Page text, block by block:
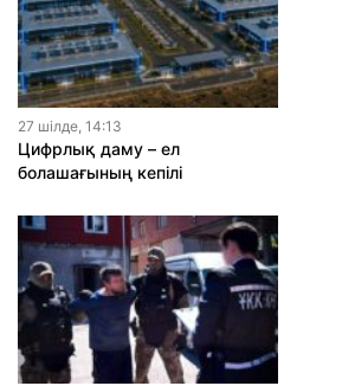
27 шiлде, 14:13
Цифрлық даму – ел
болашағының кепілі